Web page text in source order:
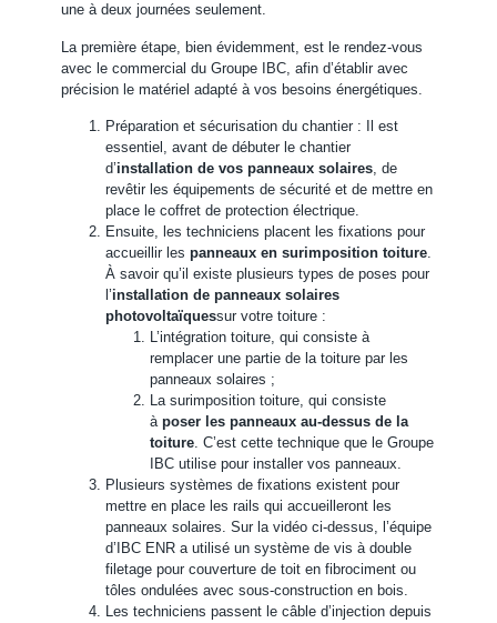
une à deux journées seulement.
La première étape, bien évidemment, est le rendez-vous
avec le commercial du Groupe IBC, afin d’établir avec
précision le matériel adapté à vos besoins énergétiques.
Préparation et sécurisation du chantier : Il est
essentiel, avant de débuter le chantier
d’installation de vos panneaux solaires, de
revêtir les équipements de sécurité et de mettre en
place le coffret de protection électrique.
Ensuite, les techniciens placent les fixations pour
accueillir les panneaux en surimposition toiture.
À savoir qu’il existe plusieurs types de poses pour
l’installation de panneaux solaires
photovoltaïquessur votre toiture :
L’intégration toiture, qui consiste à
remplacer une partie de la toiture par les
panneaux solaires ;
La surimposition toiture, qui consiste
à poser les panneaux au-dessus de la
toiture. C’est cette technique que le Groupe
IBC utilise pour installer vos panneaux.
Plusieurs systèmes de fixations existent pour
mettre en place les rails qui accueilleront les
panneaux solaires. Sur la vidéo ci-dessus, l’équipe
d’IBC ENR a utilisé un système de vis à double
filetage pour couverture de toit en fibrociment ou
tôles ondulées avec sous-construction en bois.
Les techniciens passent le câble d’injection depuis